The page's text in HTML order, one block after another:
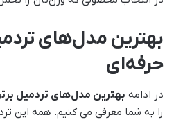
بهترین مدل‌های
حرفه‌ای
در ادامه بهترین مدل‌های تردمیل
را به شما معرفی می کنیم. همه این